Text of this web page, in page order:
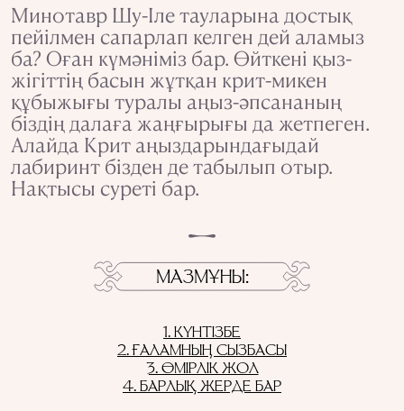
Минотавр Шу-Іле тауларына достық
пейілмен сапарлап келген дей аламыз
ба? Оған күмәніміз бар. Өйткені қыз-
жігіттің басын жұтқан крит-микен
құбыжығы туралы аңыз-әпсананың
біздің далаға жаңғырығы да жетпеген.
Алайда Крит аңыздарындағыдай
лабиринт бізден де табылып отыр.
Нақтысы суреті бар.
МАЗМҰНЫ
1. КҮНТІЗБЕ
2. ҒАЛАМНЫҢ СЫЗБАСЫ
3. ӨМІРЛІК ЖОЛ
4. БАРЛЫҚ ЖЕРДЕ БАР